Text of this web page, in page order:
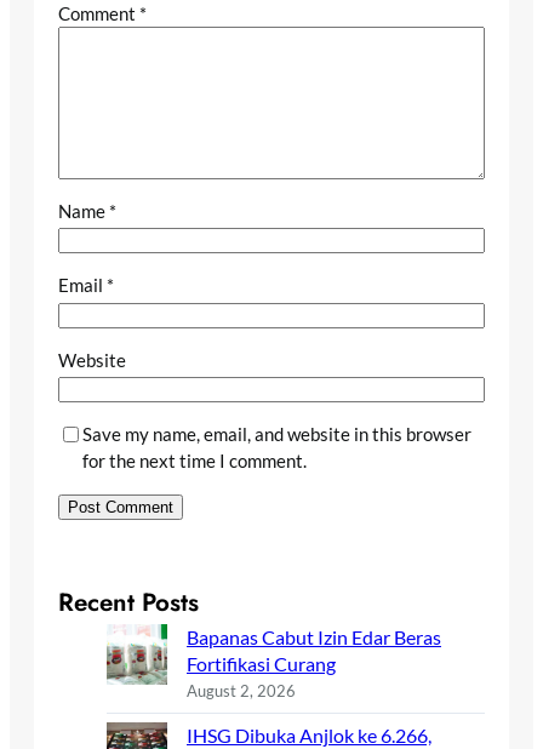
Comment *
Name *
Email *
Website
Save my name, email, and website in this browser
for the next time I comment.
Recent Posts
Bapanas Cabut Izin Edar Beras
Fortifikasi Curang
August 2, 2026
IHSG Dibuka Anjlok ke 6.266,